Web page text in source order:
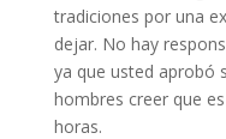
tradiciones por una
dejar. No hay
ya que usted aprobó
hombres creer que
horas.